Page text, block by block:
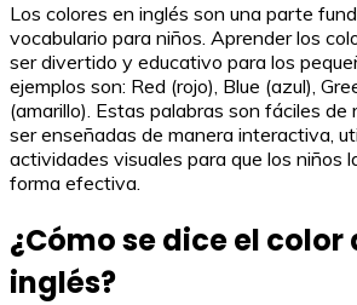
Los colores en inglés son una parte
vocabulario para niños. Aprender los
ser divertido y educativo para los
ejemplos son: Red (rojo), Blue (azul),
(amarillo). Estas palabras son fáciles de
ser enseñadas de manera interactiva,
actividades visuales para que los niños
forma efectiva.
¿Cómo se dice el
inglés?